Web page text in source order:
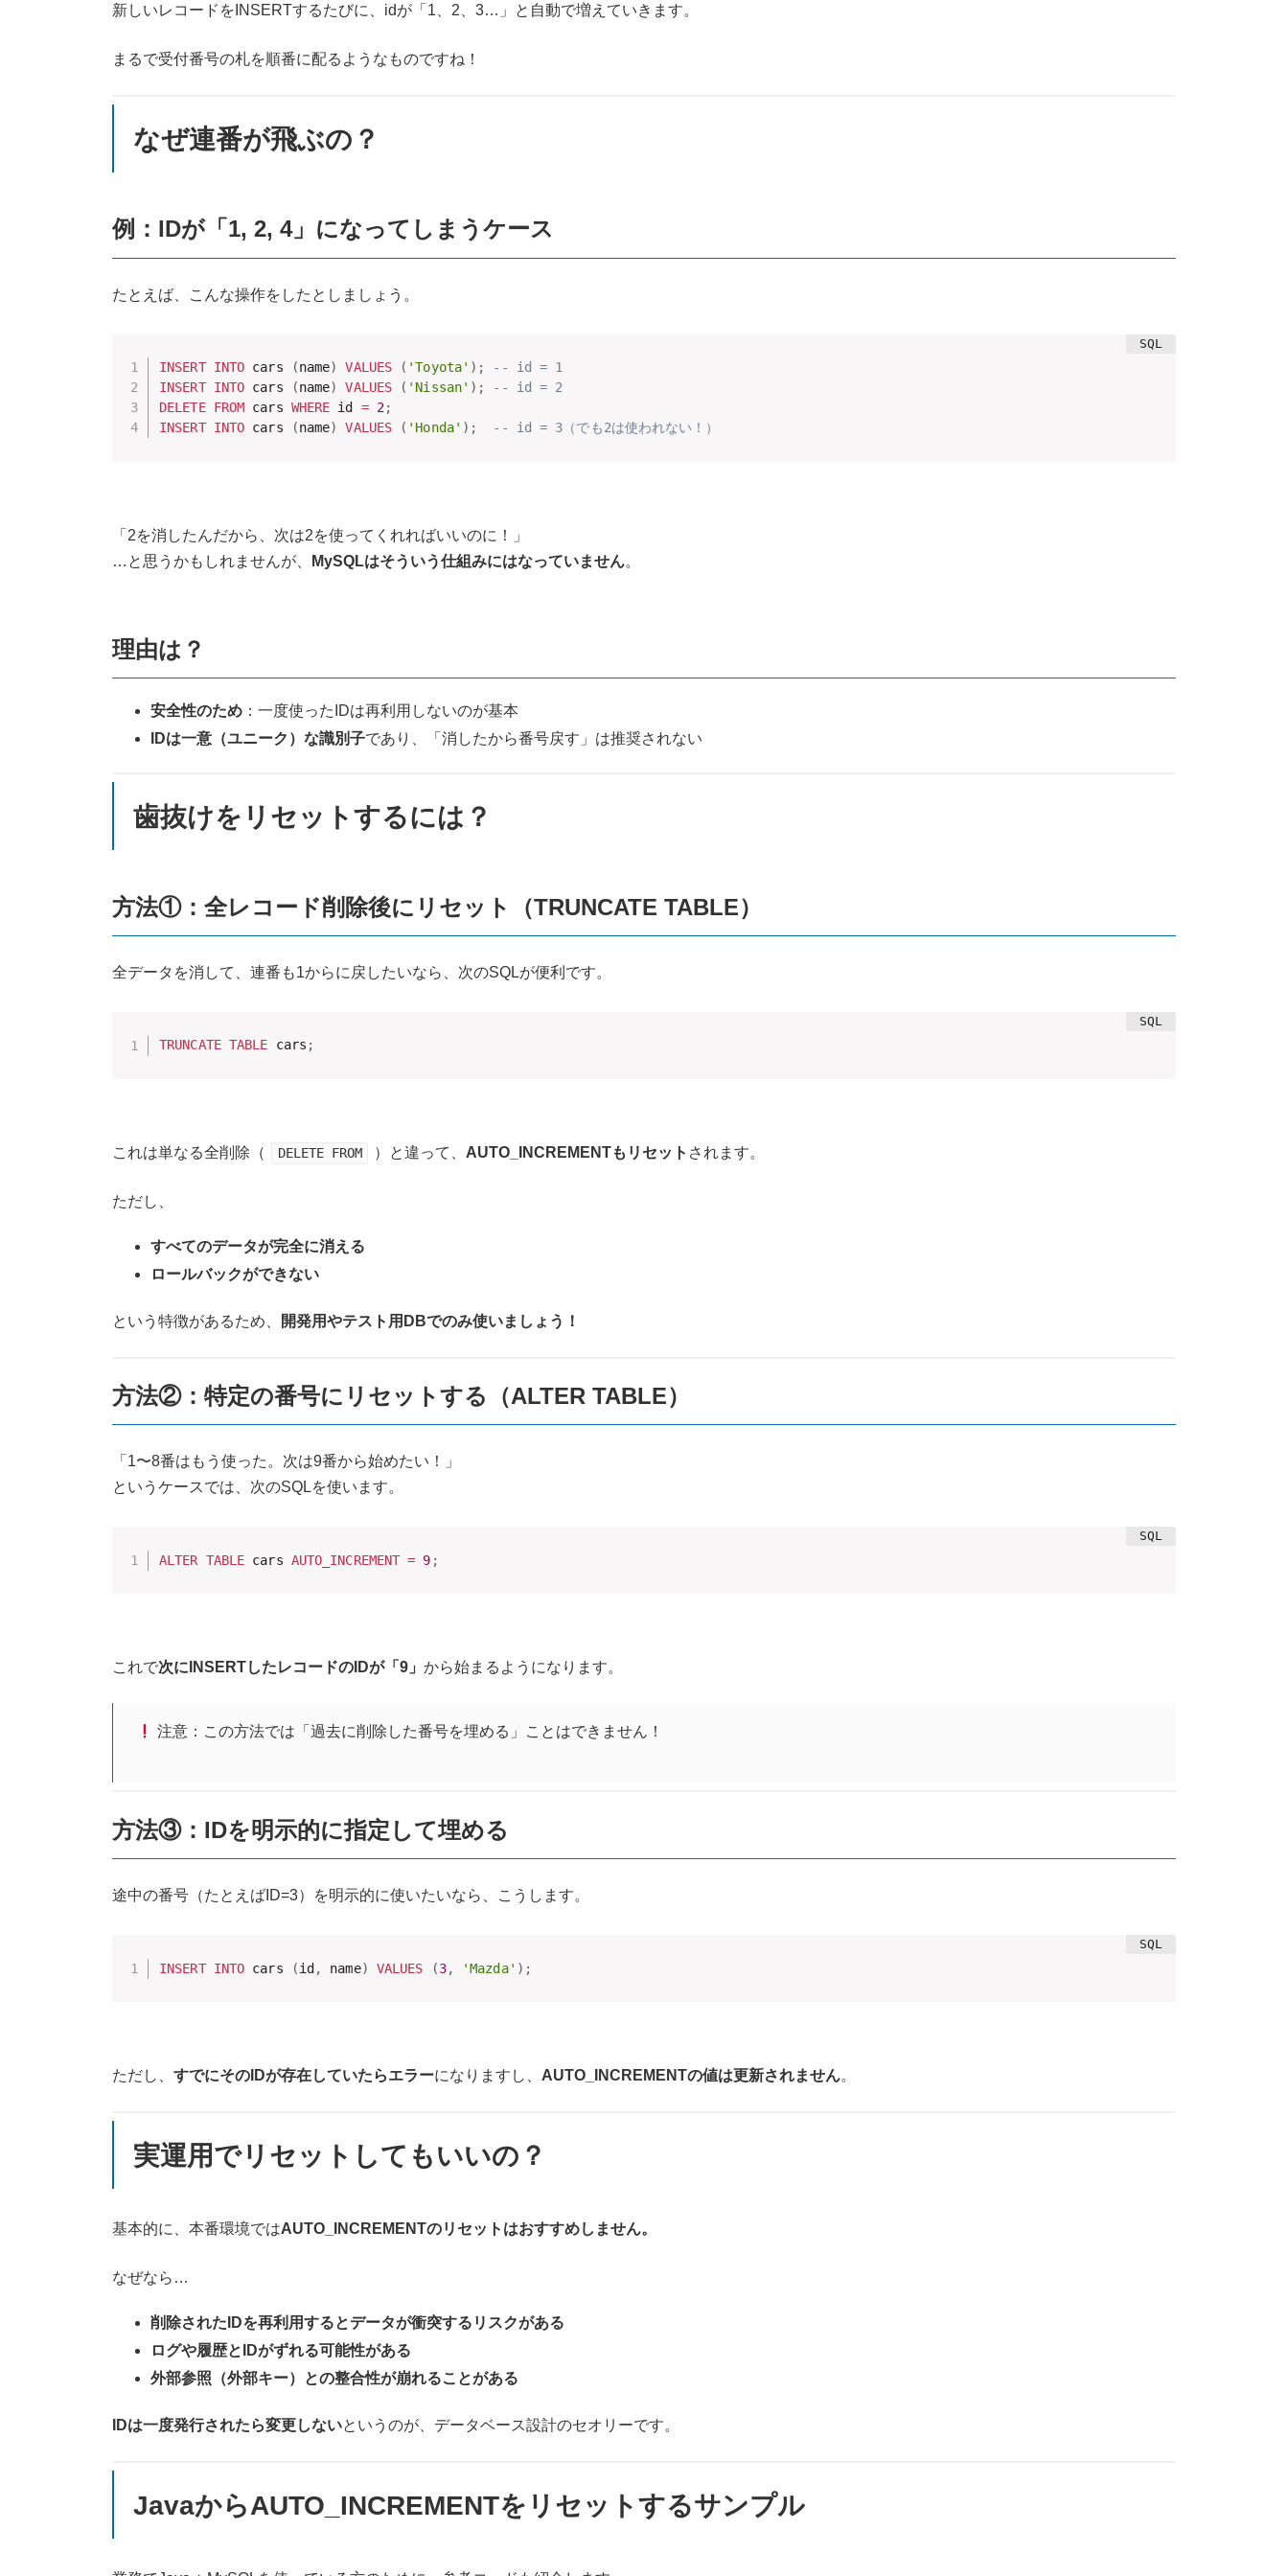
新しいレコードをINSERTするたびに、idが「1、2、3…」と自動で増えていきます。
まるで受付番号の札を順番に配るようなものですね！
なぜ連番が飛ぶの？
例：IDが「1, 2, 4」になってしまうケース
たとえば、こんな操作をしたとしましょう。
INSERT INTO cars (name) VALUES ( 'Toyota' ) ;
-- id = 1
INSERT INTO cars (name) VALUES ( 'Nissan' ) ;
-- id = 2
DELETE FROM cars WHERE id = 2;
INSERT INTO cars (name) VALUES ( 'Honda' ) ; -- id = 3（でも2は使われない！）
「2を消したんだから、次は2を使ってくれればいいのに！」
…と思うかもしれませんが、
MySQLはそういう仕組みにはなっていません。
理由は？
安全性のため ：一度使ったIDは再利用しないのが基本
IDは一意（ユニーク）な識別子であり、「消したから番号戻す」は推奨されない
歯抜けをリセットするには？
方法①：全レコード削除後にリセット（TRUNCATE TABLE）
全データを消して、連番も1からに戻したいなら、次のSQLが便利です。
TRUNCATE TABLE cars ;
これは単なる全削除（ DELETE FROM ）と違って、 AUTO_INCREMENTもリセット されます。
ただし、
すべてのデータが完全に消える
ロールバックができない
という特徴があるため、 開発用やテスト用DBでのみ使いましょう！
方法②：特定の番号にリセットする（ALTER TABLE）
「1〜8番はもう使った。次は9番から始めたい！」
というケースでは、次のSQLを使います。
ALTER TABLE cars AUTO_INCREMENT = 9 ;
これで次にINSERTしたレコードのIDが「9」 から始まるようになります。
注意：この方法では「過去に削除した番号を埋める」ことはできません！
方法③：IDを明示的に指定して埋める
途中の番号（たとえばID=3）を明示的に使いたいなら、こうします。
INSERT INTO cars (id, name) VALUES (3, 'Mazda' ) ;
ただし、 すでにそのIDが存在していたらエラーになりますし、 AUTO_INCREMENTの値は更新されません。
実運用でリセットしてもいいの？
基本的に、本番環境ではAUTO_INCREMENTのリセットはおすすめしません。
なぜなら…
削除されたIDを再利用するとデータが衝突するリスクがある
ログや履歴とIDがずれる可能性がある
外部参照（外部キー）との整合性が崩れることがある
IDは一度発行されたら変更しないというのが、データベース設計のセオリーです。
JavaからAUTO_INCREMENTをリセットするサンプル